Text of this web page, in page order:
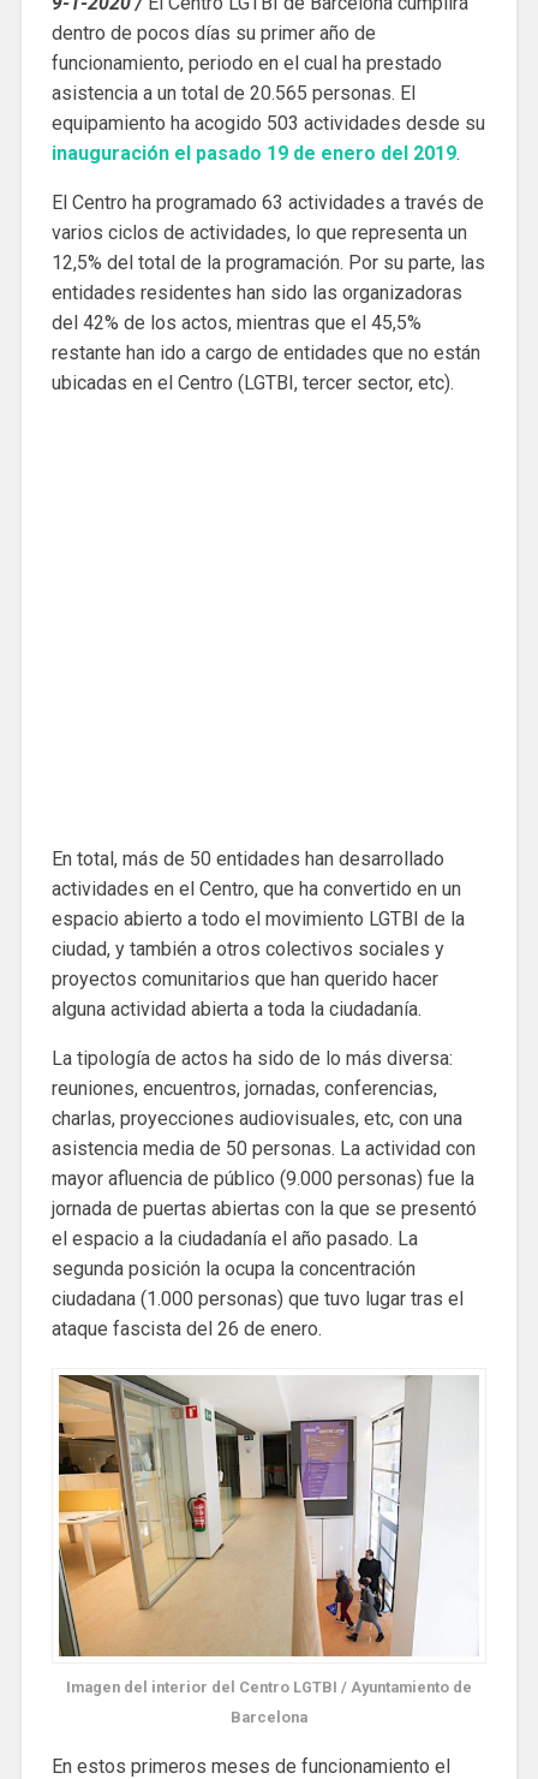
dentro de pocos días su primer año de
funcionamiento, periodo en el cual ha prestado
asistencia a un total de 20.565 personas. El
equipamiento ha acogido 503 actividades desde su
inauguración el pasado 19 de enero del 2019.
El Centro ha programado 63 actividades a través de
varios ciclos de actividades, lo que representa un
12,5% del total de la programación. Por su parte, las
entidades residentes han sido las organizadoras
del 42% de los actos, mientras que el 45,5%
restante han ido a cargo de entidades que no están
ubicadas en el Centro (LGTBI, tercer sector, etc).
En total, más de 50 entidades han desarrollado
actividades en el Centro, que ha convertido en un
espacio abierto a todo el movimiento LGTBI de la
ciudad, y también a otros colectivos sociales y
proyectos comunitarios que han querido hacer
alguna actividad abierta a toda la ciudadanía.
La tipología de actos ha sido de lo más diversa:
reuniones, encuentros, jornadas, conferencias,
charlas, proyecciones audiovisuales, etc, con una
asistencia media de 50 personas. La actividad con
mayor afluencia de público (9.000 personas) fue la
jornada de puertas abiertas con la que se presentó
el espacio a la ciudadanía el año pasado. La
segunda posición la ocupa la concentración
ciudadana (1.000 personas) que tuvo lugar tras el
ataque fascista del 26 de enero.
Imagen del interior del Centro LGTBI / Ayuntamiento de
Barcelona
En estos primeros meses de funcionamiento el